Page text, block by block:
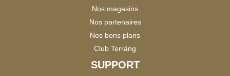
Nos magasins
Nos partenaires
Nos bons plans
Club Terräng
SUPPORT